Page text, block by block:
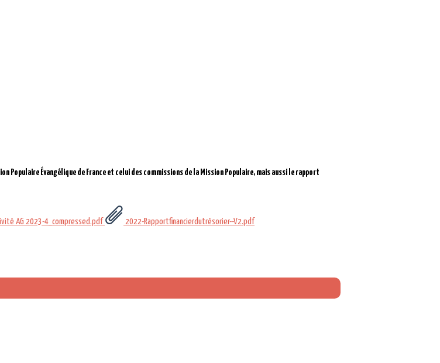
Évangélique de France et celui des commissions de la Mission Populaire, mais aussi le rapport
AG 2023-4_compressed.pdf
2022-Rapportfinancierdutrésorier--V2.pdf